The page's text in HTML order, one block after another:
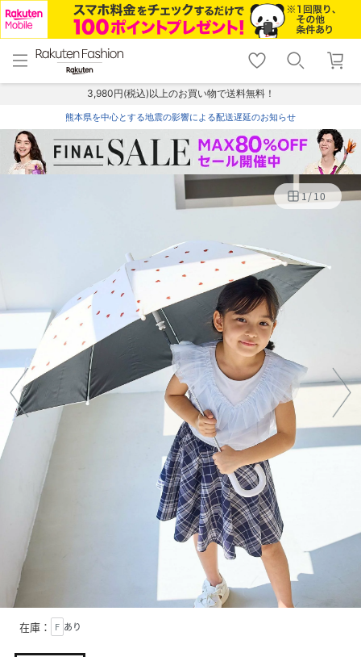
menu home
トップ
shopping_cart lock_outline
ログイン
3,980円(税込)以上のお買い物で送料無料！
熊本県を中心とする地震の影響による配送遅延のお知らせ
1/10
在庫： F あり